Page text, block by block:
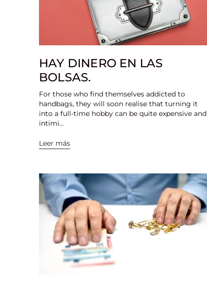
HAY DINERO EN LAS
BOLSAS.
For those who find themselves addicted to
handbags, they will soon realise that turning it
into a full-time hobby can be quite expensive and
intimi...
Leer más